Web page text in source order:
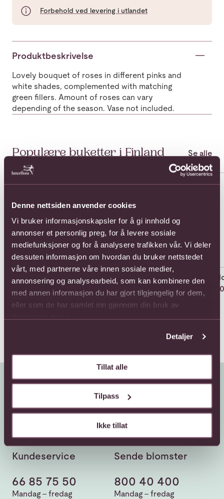
Denne nettsiden anvender cookies
Vi bruker informasjonskapsler for å gi innhold og
annonser et personlig preg, for å levere sosiale
mediefunksjoner og for å analysere trafikken vår. Vi deler
dessuten informasjon om hvordan du bruker nettstedet
vårt, med partnerne våre innen sosiale medier,
annonsering og analysearbeid, som kan kombinere den
med annen informasjon du har gjort tilgjengelig for dem,
eller som de har samlet inn gjennom din bruk av
Detaljer
Tillat alle
Tilpass
Ikke tillat
Forbehold ved levering i utlandet
Produktbeskrivelse
Lovely bouquet of roses in different pinks and
white shades, complemented with matching
green fillers. Amount of roses can vary
depending of the season. Vase not included.
Populære buketter i Finland Se alle
Se mer om A Dream of Roses with red chocolate heart
A Dream of Roses with
red chocolate heart
1067,-
Se mer om A moment of
A moment of happiness
748,-
Se
Kundeservice
66 85 75 50
Mandag - fredag
Sende blomster
800 40 400
Mandag - fredag